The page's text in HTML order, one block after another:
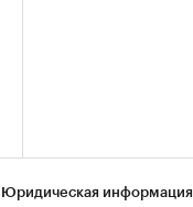
Юридическая информация